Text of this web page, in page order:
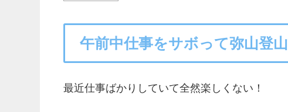
午前中仕事をサボって弥山登山
最近仕事ばかりしていて全然楽しくない！